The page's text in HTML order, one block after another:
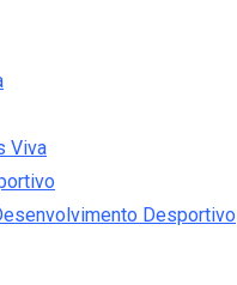
Viva
Desportivo